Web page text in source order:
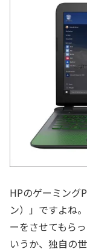
HPのゲーミング
ン）」ですよね
ーをさせてもら
いうか、独自の